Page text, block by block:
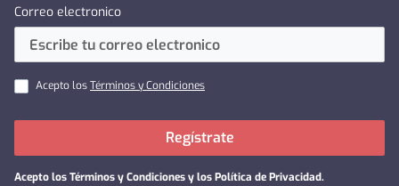
Correo electronico
Acepto losTérminos y Condiciones
Acepto losTérminos y Condiciones y los Política de Privacidad.
Regístrate